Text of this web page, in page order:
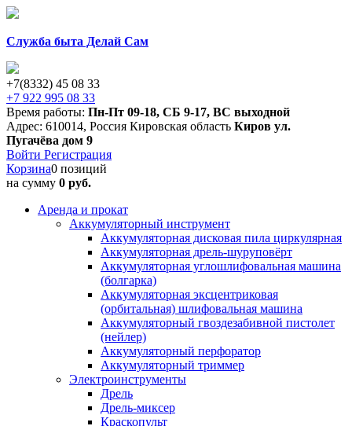
Служба быта Делай Сам
+7(8332) 45 08 33
+7 922 995 08 33
Время работы: Пн-Пт 09-18, СБ 9-17, ВС выходной
Адрес: 610014, Россия Кировская область Киров ул.
Пугачёва дом 9
Войти Регистрация
Корзина0 позиций
на сумму 0 руб.
Аренда и прокат
Аккумуляторный инструмент
Аккумуляторная дисковая пила циркулярная
Аккумуляторная дрель-шуруповёрт
Аккумуляторная углошлифовальная машина
(болгарка)
Аккумуляторная эксцентриковая
(орбитальная) шлифовальная машина
Аккумуляторный гвоздезабивной пистолет
(нейлер)
Аккумуляторный перфоратор
Аккумуляторный триммер
Электроинструменты
Дрель
Дрель-миксер
Краскопульт